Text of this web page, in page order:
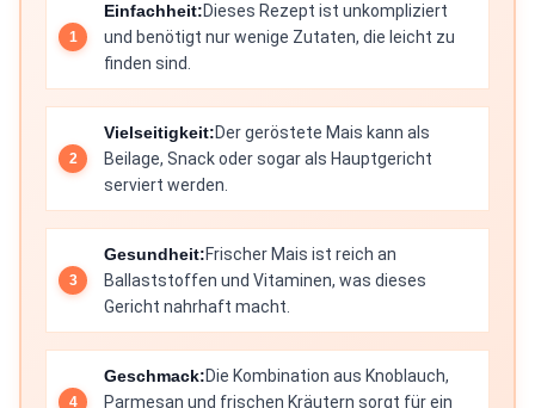
Einfachheit:Dieses Rezept ist unkompliziert
und benötigt nur wenige Zutaten, die leicht zu
finden sind.
Vielseitigkeit:Der geröstete Mais kann als
Beilage, Snack oder sogar als Hauptgericht
serviert werden.
Gesundheit:Frischer Mais ist reich an
Ballaststoffen und Vitaminen, was dieses
Gericht nahrhaft macht.
Geschmack:Die Kombination aus Knoblauch,
Parmesan und frischen Kräutern sorgt für ein